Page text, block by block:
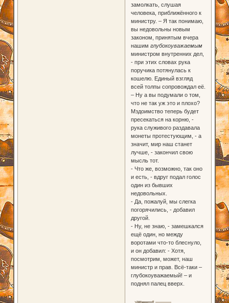
замолкать, слушая
человека, приближённого к
министру. – Я так понимаю,
вы недовольны новым
законом, принятым вчера
нашим глубокоуважаемым
министром внутренних дел,
- при этих словах рука
поручика потянулась к
кошелю. Единый взгляд
всей толпы сопровождал её.
– Ну а вы подумали о том,
что не так уж это и плохо?
Мздоимство теперь будет
пресекаться на корню, -
рука служивого раздавала
монеты протестующим, - а
значит, мир наш станет
лучше, - закончил свою
мысль тот.
- Что же, возможно, так оно
и есть, - вдруг подал голос
один из бывших
недовольных.
- Да, пожалуй, мы слегка
погорячились, - добавил
другой.
- Ну, не знаю, - замешкался
ещё один, но между
воротами что-то блеснуло,
и он добавил: - Хотя,
посмотрим, может, наш
министр и прав. Всё-таки –
глубокоуважаемый! – и
поднял палец вверх.